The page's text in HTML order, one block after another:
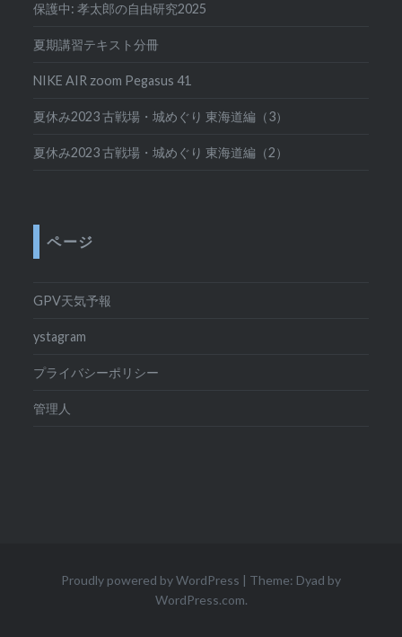
保護中: 孝太郎の自由研究2025
夏期講習テキスト分冊
NIKE AIR zoom Pegasus 41
夏休み2023 古戦場・城めぐり 東海道編（3）
夏休み2023 古戦場・城めぐり 東海道編（2）
ページ
GPV天気予報
ystagram
プライバシーポリシー
管理人
Proudly powered by WordPress | Theme: Dyad by
WordPress.com.